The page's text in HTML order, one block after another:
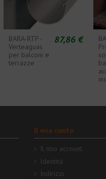
BARA-RTP -
Verteaguas
per balconi e
terrazze
87,86 €
Il mio conto
Il mio account
Identità
Indirizzi